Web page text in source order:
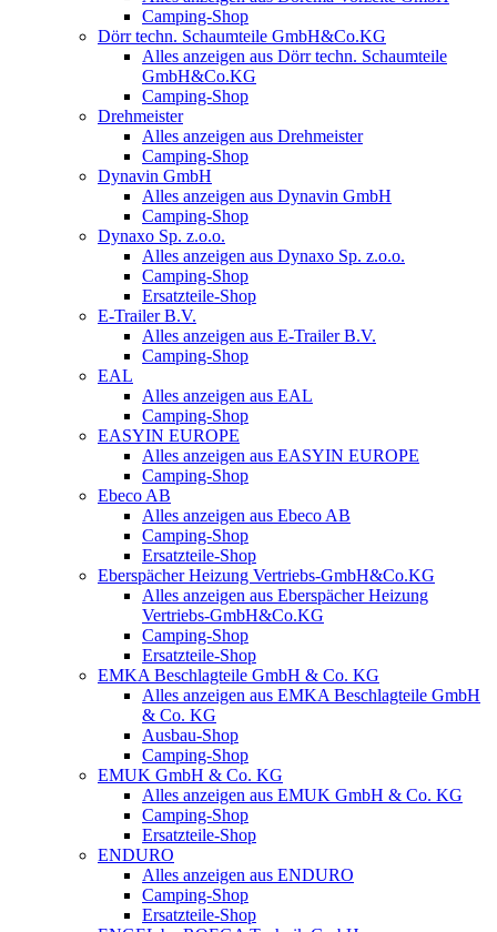
Camping-Shop
Dörr techn. Schaumteile GmbH&Co.KG
Alles anzeigen aus Dörr techn. Schaumteile
GmbH&Co.KG
Camping-Shop
Drehmeister
Alles anzeigen aus Drehmeister
Camping-Shop
Dynavin GmbH
Alles anzeigen aus Dynavin GmbH
Camping-Shop
Dynaxo Sp. z.o.o.
Alles anzeigen aus Dynaxo Sp. z.o.o.
Camping-Shop
Ersatzteile-Shop
E-Trailer B.V.
Alles anzeigen aus E-Trailer B.V.
Camping-Shop
EAL
Alles anzeigen aus EAL
Camping-Shop
EASYIN EUROPE
Alles anzeigen aus EASYIN EUROPE
Camping-Shop
Ebeco AB
Alles anzeigen aus Ebeco AB
Camping-Shop
Ersatzteile-Shop
Eberspächer Heizung Vertriebs-GmbH&Co.KG
Alles anzeigen aus Eberspächer Heizung
Vertriebs-GmbH&Co.KG
Camping-Shop
Ersatzteile-Shop
EMKA Beschlagteile GmbH & Co. KG
Alles anzeigen aus EMKA Beschlagteile GmbH
& Co. KG
Ausbau-Shop
Camping-Shop
EMUK GmbH & Co. KG
Alles anzeigen aus EMUK GmbH & Co. KG
Camping-Shop
Ersatzteile-Shop
ENDURO
Alles anzeigen aus ENDURO
Camping-Shop
Ersatzteile-Shop